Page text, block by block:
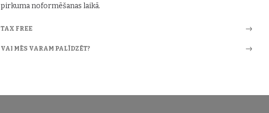
pirkuma noformēšanas laikā.
TAX FREE
VAI MĒS VARAM PALĪDZĒT?